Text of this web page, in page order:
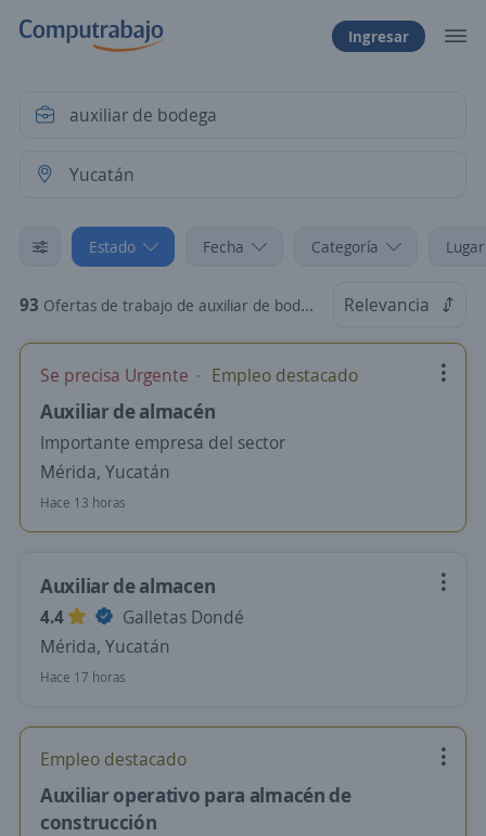
Ingresar
Estado Fecha Categoría
93 Ofertas de trabajo de auxiliar de bodega en Yucatán Relevancia
Se precisa Urgente Empleo destacado
Auxiliar de almacén
Importante empresa del sector
Mérida, Yucatán
Hace 13 horas
Auxiliar de almacen
4.4
Galletas Dondé
Mérida, Yucatán
Hace 17 horas
Empleo destacado
Auxiliar operativo para almacén de
construcción